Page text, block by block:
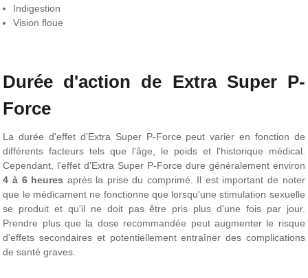
Indigestion
Vision floue
Durée d'action de Extra Super P-
Force
La durée d'effet d'Extra Super P-Force peut varier en fonction de
différents facteurs tels que l'âge, le poids et l'historique médical.
Cependant, l'effet d'Extra Super P-Force dure généralement environ
4 à 6 heures après la prise du comprimé. Il est important de noter
que le médicament ne fonctionne que lorsqu'une stimulation sexuelle
se produit et qu'il ne doit pas être pris plus d'une fois par jour.
Prendre plus que la dose recommandée peut augmenter le risque
d'effets secondaires et potentiellement entraîner des complications
de santé graves.